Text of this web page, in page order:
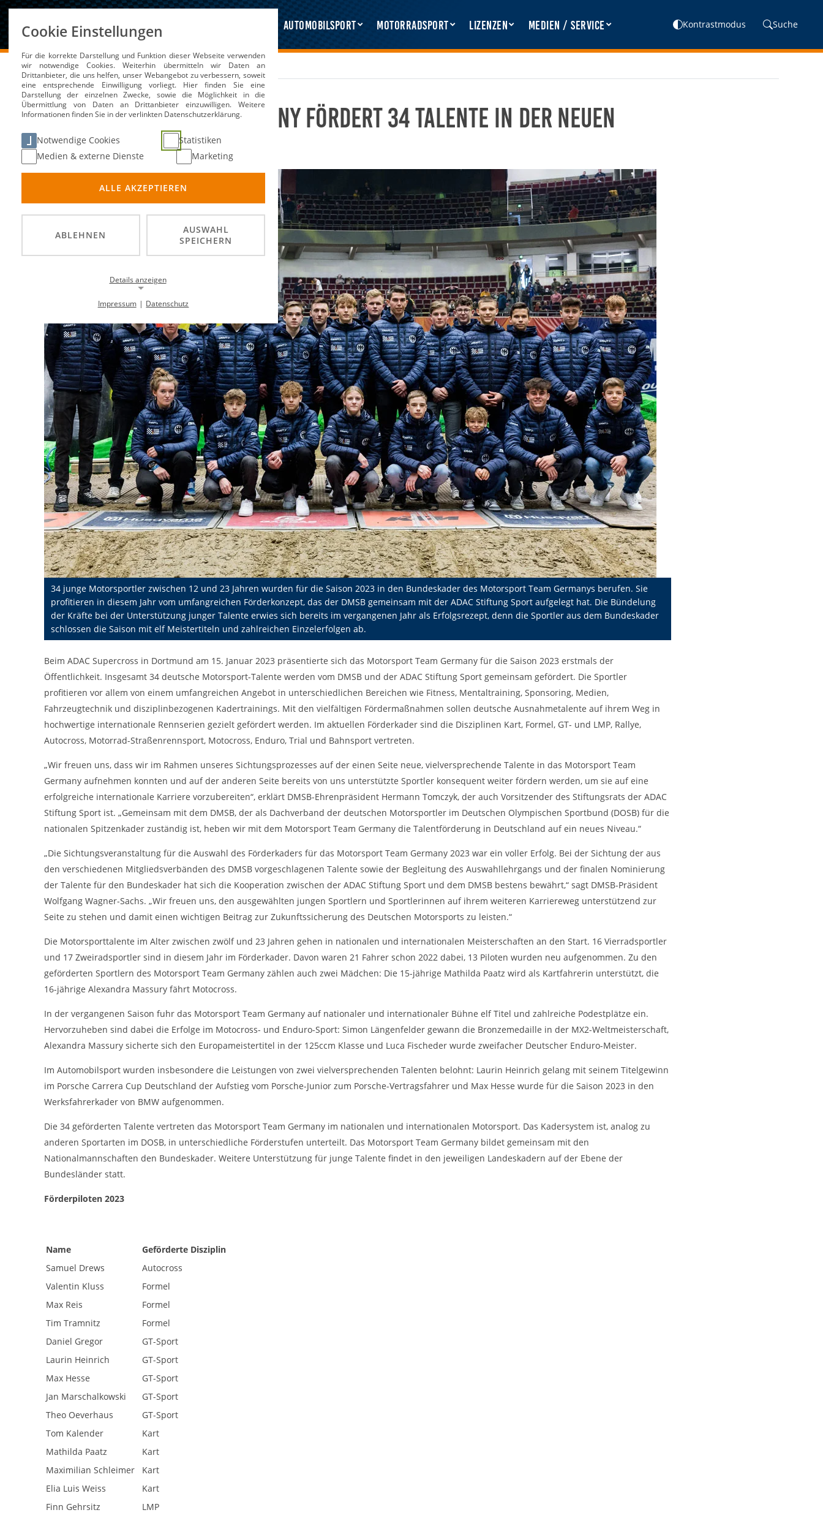
Automobilsport Motorradsport Lizenzen Medien / Service Kontrastmodus Suche
DMSB Medien / Service News
Motorsport Team Germany fördert 34 Talente in der neuen
Saison
34 junge Motorsportler zwischen 12 und 23 Jahren wurden für die Saison 2023 in den Bundeskader des Motorsport Team Germanys berufen. Sie
profitieren in diesem Jahr vom umfangreichen Förderkonzept, das der DMSB gemeinsam mit der ADAC Stiftung Sport aufgelegt hat. Die Bündelung
der Kräfte bei der Unterstützung junger Talente erwies sich bereits im vergangenen Jahr als Erfolgsrezept, denn die Sportler aus dem Bundeskader
schlossen die Saison mit elf Meistertiteln und zahlreichen Einzelerfolgen ab.
Beim ADAC Supercross in Dortmund am 15. Januar 2023 präsentierte sich das Motorsport Team Germany für die Saison 2023 erstmals der
Öffentlichkeit. Insgesamt 34 deutsche Motorsport-Talente werden vom DMSB und der ADAC Stiftung Sport gemeinsam gefördert. Die Sportler
profitieren vor allem von einem umfangreichen Angebot in unterschiedlichen Bereichen wie Fitness, Mentaltraining, Sponsoring, Medien,
Fahrzeugtechnik und disziplinbezogenen Kadertrainings. Mit den vielfältigen Fördermaßnahmen sollen deutsche Ausnahmetalente auf ihrem Weg in
hochwertige internationale Rennserien gezielt gefördert werden. Im aktuellen Förderkader sind die Disziplinen Kart, Formel, GT- und LMP, Rallye,
Autocross, Motorrad-Straßenrennsport, Motocross, Enduro, Trial und Bahnsport vertreten.
„Wir freuen uns, dass wir im Rahmen unseres Sichtungsprozesses auf der einen Seite neue, vielversprechende Talente in das Motorsport Team
Germany aufnehmen konnten und auf der anderen Seite bereits von uns unterstützte Sportler konsequent weiter fördern werden, um sie auf eine
erfolgreiche internationale Karriere vorzubereiten“, erklärt DMSB-Ehrenpräsident Hermann Tomczyk, der auch Vorsitzender des Stiftungsrats der ADAC
Stiftung Sport ist. „Gemeinsam mit dem DMSB, der als Dachverband der deutschen Motorsportler im Deutschen Olympischen Sportbund (DOSB) für die
nationalen Spitzenkader zuständig ist, heben wir mit dem Motorsport Team Germany die Talentförderung in Deutschland auf ein neues Niveau.“
„Die Sichtungsveranstaltung für die Auswahl des Förderkaders für das Motorsport Team Germany 2023 war ein voller Erfolg. Bei der Sichtung der aus
den verschiedenen Mitgliedsverbänden des DMSB vorgeschlagenen Talente sowie der Begleitung des Auswahllehrgangs und der finalen Nominierung
der Talente für den Bundeskader hat sich die Kooperation zwischen der ADAC Stiftung Sport und dem DMSB bestens bewährt,“ sagt DMSB-Präsident
Wolfgang Wagner-Sachs. „Wir freuen uns, den ausgewählten jungen Sportlern und Sportlerinnen auf ihrem weiteren Karriereweg unterstützend zur
Seite zu stehen und damit einen wichtigen Beitrag zur Zukunftssicherung des Deutschen Motorsports zu leisten.“
Die Motorsporttalente im Alter zwischen zwölf und 23 Jahren gehen in nationalen und internationalen Meisterschaften an den Start. 16 Vierradsportler
und 17 Zweiradsportler sind in diesem Jahr im Förderkader. Davon waren 21 Fahrer schon 2022 dabei, 13 Piloten wurden neu aufgenommen. Zu den
geförderten Sportlern des Motorsport Team Germany zählen auch zwei Mädchen: Die 15-jährige Mathilda Paatz wird als Kartfahrerin unterstützt, die
16-jährige Alexandra Massury fährt Motocross.
In der vergangenen Saison fuhr das Motorsport Team Germany auf nationaler und internationaler Bühne elf Titel und zahlreiche Podestplätze ein.
Hervorzuheben sind dabei die Erfolge im Motocross- und Enduro-Sport: Simon Längenfelder gewann die Bronzemedaille in der MX2-Weltmeisterschaft,
Alexandra Massury sicherte sich den Europameistertitel in der 125ccm Klasse und Luca Fischeder wurde zweifacher Deutscher Enduro-Meister.
Im Automobilsport wurden insbesondere die Leistungen von zwei vielversprechenden Talenten belohnt: Laurin Heinrich gelang mit seinem Titelgewinn
im Porsche Carrera Cup Deutschland der Aufstieg vom Porsche-Junior zum Porsche-Vertragsfahrer und Max Hesse wurde für die Saison 2023 in den
Werksfahrerkader von BMW aufgenommen.
Die 34 geförderten Talente vertreten das Motorsport Team Germany im nationalen und internationalen Motorsport. Das Kadersystem ist, analog zu
anderen Sportarten im DOSB, in unterschiedliche Förderstufen unterteilt. Das Motorsport Team Germany bildet gemeinsam mit den
Nationalmannschaften den Bundeskader. Weitere Unterstützung für junge Talente findet in den jeweiligen Landeskadern auf der Ebene der
Bundesländer statt.
Förderpiloten 2023
Name
Geförderte Disziplin
Samuel Drews
Autocross
Valentin Kluss
Formel
Max Reis
Formel
Tim Tramnitz
Formel
Daniel Gregor
GT-Sport
Laurin Heinrich
GT-Sport
Max Hesse
GT-Sport
Jan Marschalkowski
GT-Sport
Theo Oeverhaus
GT-Sport
Tom Kalender
Kart
Mathilda Paatz
Kart
Maximilian Schleimer
Kart
Elia Luis Weiss
Kart
Finn Gehrsitz
LMP
Cookie Einstellungen
Für die korrekte Darstellung und Funktion dieser Webseite verwenden
wir notwendige Cookies. Weiterhin übermitteln wir Daten an
Drittanbieter, die uns helfen, unser Webangebot zu verbessern, soweit
eine entsprechende Einwilligung vorliegt. Hier finden Sie eine
Darstellung der einzelnen Zwecke, sowie die Möglichkeit in die
Übermittlung von Daten an Drittanbieter einzuwilligen. Weitere
Informationen finden Sie in der verlinkten Datenschutzerklärung.
Notwendige Cookies
Statistiken
Medien & externe Dienste
Marketing
ALLE AKZEPTIEREN
ABLEHNEN
AUSWAHL
SPEICHERN
Details anzeigen
Notwendige Cookies ermöglichen die Kernfunktionalität einer
Website. Sie helfen dabei, die Website nutzbar zu machen, indem sie
grundlegende Funktionen ermöglichen. Ohne diese Cookies kann die
Website nicht richtig funktionieren.
Background Image
Name: gw-cookie-bgimage
Anbieter: DMSB
Zweck:
Dieser Cookie speichert Informationen zu
verwendeten Hintergrundbildern der
Website.
Cookie Laufzeit: 24 Stunden
Cookie Consent
Name: cookie_consent
DMSB
Zweck:
Dieser Cookie speichert die gewählten
Cookie-Einstellungen.
12 Monate
Statistiken
Cookies, die der Sammlung von Informationen und Erstellung von
Berichten über die Website-Nutzungsstatistik dienen, ohne dass
einzelne Besucher persönlich identifiziert werden können.
Google Analytics
Name: _gat, _ga, _gid
Anbieter:
Zweck:
Diese Cookies dienen zur Erhebung von
Statistiken zur Website-Nutzung.
Medien & externe Dienste
Um Inhalte von Videoplattformen und weiteren externen
Diensten anzeigen zu können, werden von diesen ggf. Cookies
YouTube
Anbieter: Google LLC
Bereitstellung von Videos auf unserer
Website gesetzt werden.
Google Maps
Anbieter: Google LLC
Zweck:
Cookies, die ggf. zur Einbettung und
Bereitstellung von interaktiven Karten auf
Marketing
Marketing-Cookies werden von Drittanbietern verwendet, um
Aktivitäten der Besucher über verschiedene Websites hinweg.
Anbieter: Google LLC
Erfolg unserer Online-Werbemaßnahmen
eine optimale Verteilung unseres
Cookie Laufzeit:
Impressum | Datenschutz